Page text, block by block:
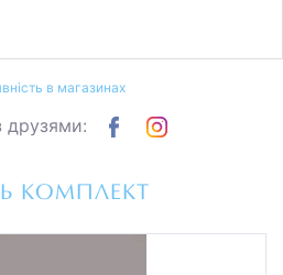
в магазинах
друзями:
КОМПЛЕКТ